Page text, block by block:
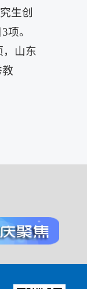
生创
。
山东